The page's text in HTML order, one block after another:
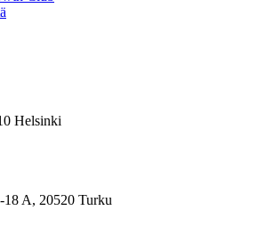
Helsinki
A, 20520 Turku